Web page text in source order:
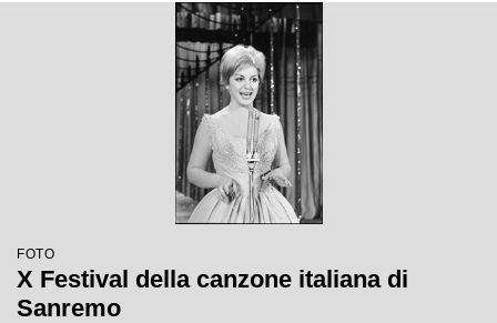
FOTO
X Festival della canzone italiana di
Sanremo